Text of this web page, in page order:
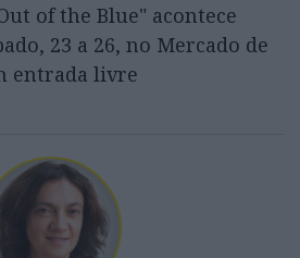
of the Blue" acontece
23 a 26, no Mercado de
entrada livre